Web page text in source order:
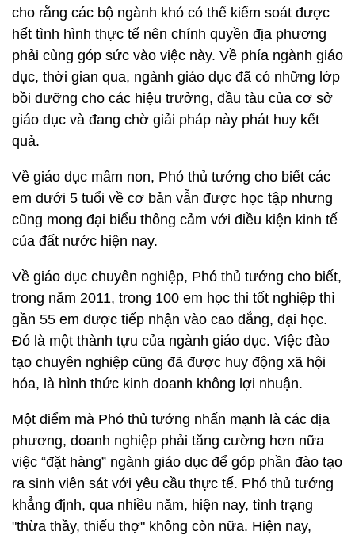
cho rằng các bộ ngành khó có thể kiểm soát được
hết tình hình thực tế nên chính quyền địa phương
phải cùng góp sức vào việc này. Về phía ngành giáo
dục, thời gian qua, ngành giáo dục đã có những lớp
bồi dưỡng cho các hiệu trưởng, đầu tàu của cơ sở
giáo dục và đang chờ giải pháp này phát huy kết
quả.
Về giáo dục mầm non, Phó thủ tướng cho biết các
em dưới 5 tuổi về cơ bản vẫn được học tập nhưng
cũng mong đại biểu thông cảm với điều kiện kinh tế
của đất nước hiện nay.
Về giáo dục chuyên nghiệp, Phó thủ tướng cho biết,
trong năm 2011, trong 100 em học thi tốt nghiệp thì
gần 55 em được tiếp nhận vào cao đẳng, đại học.
Đó là một thành tựu của ngành giáo dục. Việc đào
tạo chuyên nghiệp cũng đã được huy động xã hội
hóa, là hình thức kinh doanh không lợi nhuận.
Một điểm mà Phó thủ tướng nhấn mạnh là các địa
phương, doanh nghiệp phải tăng cường hơn nữa
việc “đặt hàng” ngành giáo dục để góp phần đào tạo
ra sinh viên sát với yêu cầu thực tế. Phó thủ tướng
khẳng định, qua nhiều năm, hiện nay, tình trạng
"thừa thầy, thiếu thợ" không còn nữa. Hiện nay,